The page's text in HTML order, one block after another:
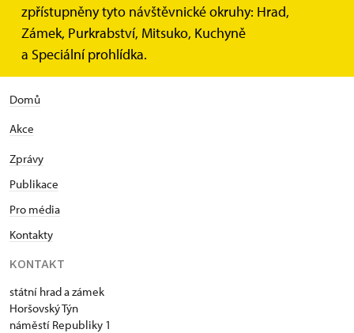
zpřístupněny tyto návštěvnické okruhy: Hrad,
Zámek, Purkrabství, Mitsuko, Kuchyně
a Speciální prohlídka.
Domů
Akce
Zprávy
Publikace
Pro média
Kontakty
KONTAKT
státní hrad a zámek
Horšovský Týn
náměstí Republiky 1